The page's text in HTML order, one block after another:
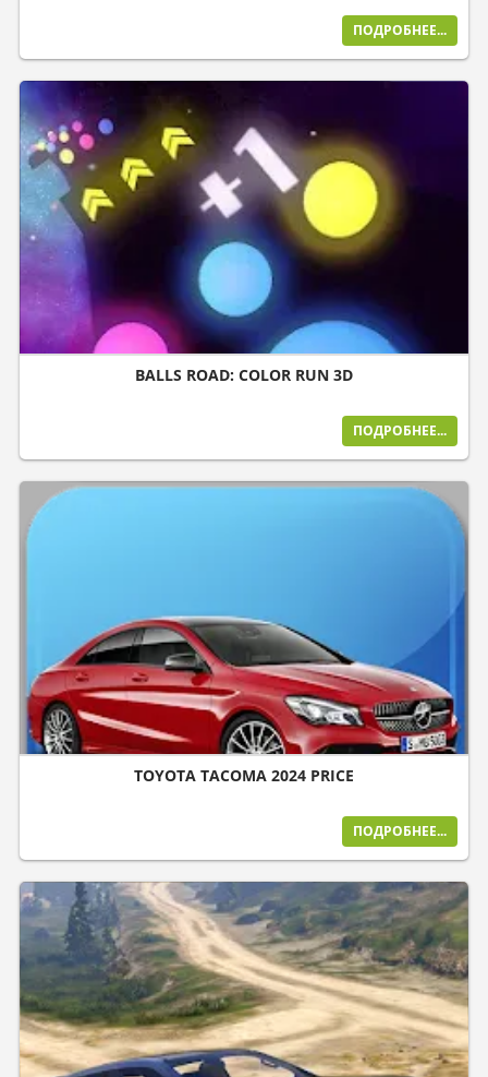
ПОДРОБНЕЕ...
BALLS ROAD: COLOR RUN 3D
ПОДРОБНЕЕ...
TOYOTA TACOMA 2024 PRICE
ПОДРОБНЕЕ...